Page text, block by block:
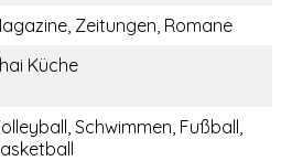
Zeitungen, Romane
Küche
Schwimmen, Fußball,